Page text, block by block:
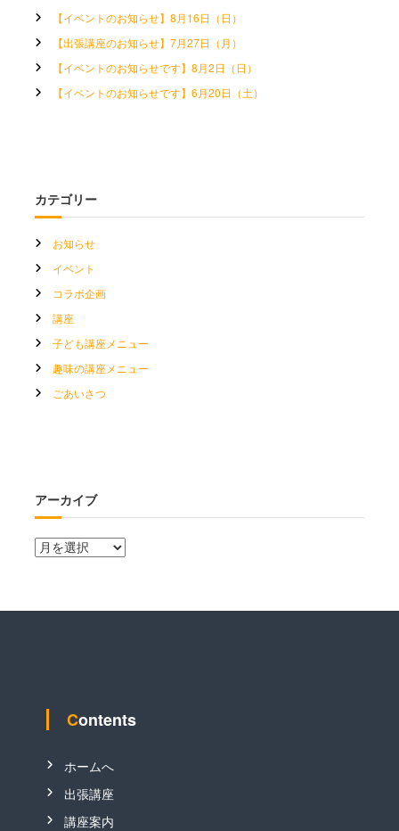
【イベントのお知らせ】8月16日（日）
【出張講座のお知らせ】7月27日（月）
【イベントのお知らせです】8月2日（日）
【イベントのお知らせです】6月20日（土）
カテゴリー
お知らせ
イベント
コラボ企画
講座
子ども講座メニュー
趣味の講座メニュー
ごあいさつ
アーカイブ
ア
ー
Contents
ホームへ
出張講座
講座案内